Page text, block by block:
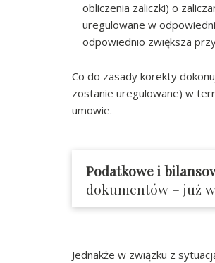
obliczenia zaliczki) o
uregulowane w
odpowiednio zwiększa
Co do zasady korekty
zostanie uregulowane) w
umowie.
Podatkowe i
dokumentów – już
Jednakże w związku z